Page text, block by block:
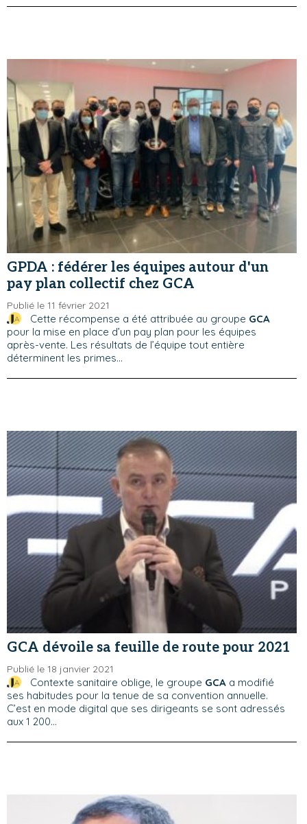
GPDA : fédérer les équipes autour d'un
pay plan collectif chez GCA
Publié le 11 février 2021
Cette récompense a été attribuée au groupe GCA
pour la mise en place d’un pay plan pour les équipes
après-vente. Les résultats de l’équipe tout entière
déterminent les primes...
GCA dévoile sa feuille de route pour 2021
Publié le 18 janvier 2021
Contexte sanitaire oblige, le groupe GCAa modifié
ses habitudes pour la tenue de sa convention annuelle.
C’est en mode digital que ses dirigeants se sont adressés
aux 1 200...